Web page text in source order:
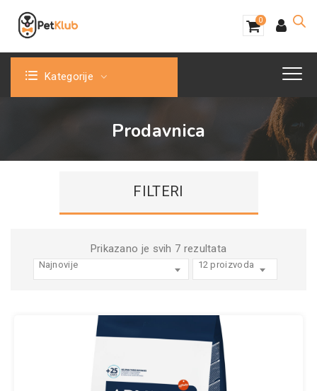
0
Kategorije
Prodavnica
Prikazano je svih 7 rezultata
po
Najnovije 12 proizvoda
FILTERI